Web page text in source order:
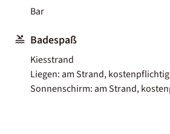
Bar
Badespaß
Kiesstrand
Liegen: am Strand, kostenpflichtig
Sonnenschirm: am Strand,